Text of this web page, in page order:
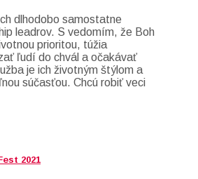
dlhodobo samostatne
leadrov. S vedomím, že Boh
prioritou, túžia
ľudí do chvál a očakávať
je ich životným štýlom a
súčasťou. Chcú robiť veci
2021